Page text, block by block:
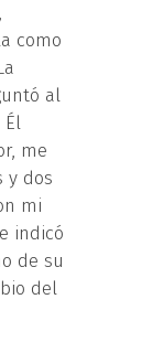
como
al
Él
me
y dos
mi
indicó
de su
del